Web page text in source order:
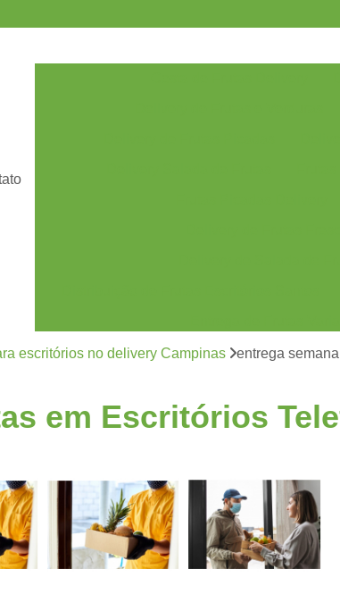
Entrega Semanal de
Fornecimento de Frutas para Escritórios
Frutas Selecionadas
Serviço de Delivery de Frutas
Entrega de Frutas e Verduras
Entrega de Frutas em Escritorios
escritórios no delivery Campinas entrega
em Escritórios